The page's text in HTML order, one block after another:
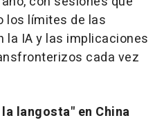
los límites de las
la IA y las implicaciones
cada vez
langosta" en China